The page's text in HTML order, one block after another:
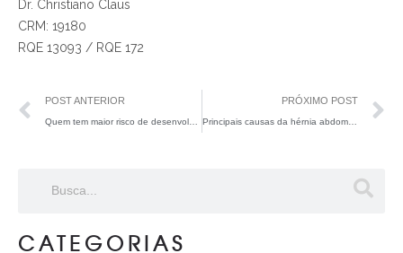
Dr. Christiano Claus
CRM: 19180
RQE 13093 / RQE 172
POST ANTERIOR PRÓXIMO POST
Principais causas da hérnia abdominal
CATEGORIAS